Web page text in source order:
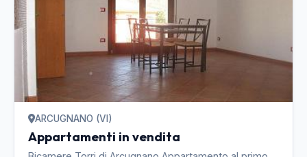
ARCUGNANO (VI)
Appartamenti in vendita